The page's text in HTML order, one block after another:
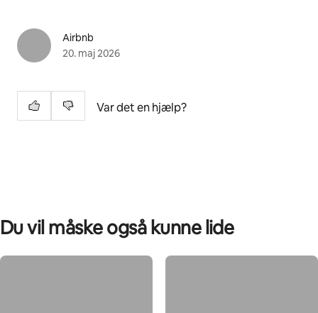
Airbnb
20. maj 2026
Var det en hjælp?
Du vil måske også kunne lide